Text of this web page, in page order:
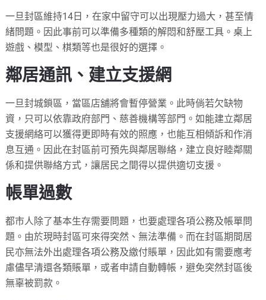
一旦封區維持14日，在家中留守可以出現壓力過大，甚至情
緒問題。因此事前可以準備多種類的解悶和舒壓工具。桌上
遊戲、模型、棋類等也是很好的選擇。
鄰居通訊、建立支援網
一旦封城鎖區，當區店舖將會暫停營業。此時倘若欠缺物
資，只可以依靠政府部門、慈善機構等部門。如能建立鄰居
支援網絡可以獲得更即時有效的照應，也能互相傾訴和作消
息互通。因此在封區前可預先與鄰居聯絡，建立良好睦鄰關
係和提供聯絡方式，讓居民之間得以提供適切支援。
帳單過數
都市人除了基本生存需要問題，也要處理各項公務及帳單問
題。由於現時封區可來得突然、無法準備。而在封區期間居
民亦無法外出處理各項公務及繳付賬單，因此如有需要應考
慮儘早清還各類賬單，或者申請自動轉帳，避免突然封區後
無辜被罰款。